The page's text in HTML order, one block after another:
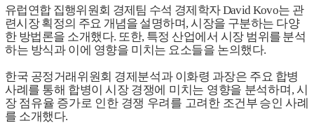
유럽연합 집행위원회 경제팀 수석 경제학자David Kovo는 관
련시장 획정의 주요 개념을 설명하며,시장을 구분하는 다양
한 방법론을 소개했다. 또한, 특정 산업에서 시장 범위를 분석
하는 방식과 이에 영향을 미치는 요소들을 논의했다.
한국 공정거래위원회 경제분석과 이화령 과장은 주요 합병
사례를 통해 합병이 시장 경쟁에 미치는 영향을 분석하며 ,시
장 점유율 증가로 인한 경쟁 우려를 고려한 조건부 승인 사례
를 소개했다.